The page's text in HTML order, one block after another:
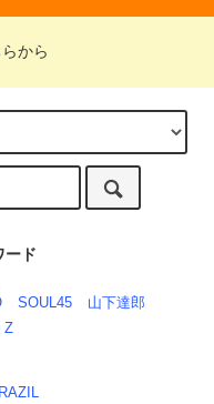
から
ード
SOUL45
山下達郎
Z